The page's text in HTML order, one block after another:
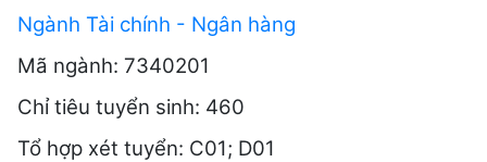
Ngành Tài chính - Ngân hàng
Mã ngành: 7340201
Chỉ tiêu tuyển sinh: 460
Tổ hợp xét tuyển: C01; D01